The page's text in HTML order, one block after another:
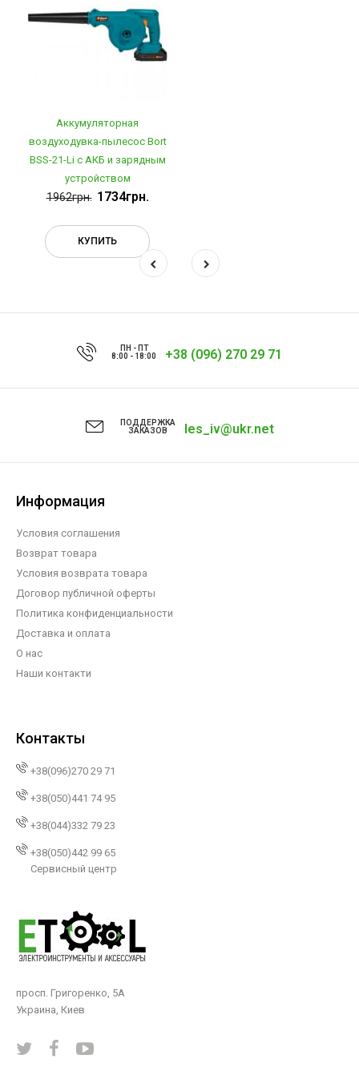
Аккумуляторная
воздуходувка-пылесос Bort
BSS-21-Li с АКБ и зарядным
устройством
1962грн. 1734грн.
КУПИТЬ
ПН - ПТ
8:00 - 18:00
+38 (096) 270 29 71
ПОДДЕРЖКА
ЗАКАЗОВ
les_iv@ukr.net
Информация
Условия соглашения
Возврат товара
Условия возврата товара
Договор публичной оферты
Политика конфиденциальности
Доставка и оплата
О нас
Наши контакти
Контакты
+38(096)270 29 71
+38(050)441 74 95
+38(044)332 79 23
+38(050)442 99 65
Сервисный центр
просп. Григоренко, 5А
Украина, Киев